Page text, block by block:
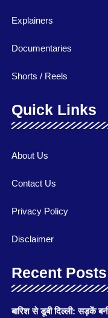
Explainers
Documentaries
Shorts / Reels
Quick Links
About Us
Contact Us
Privacy Policy
Disclaimer
Recent Posts
बारिश से डूबी दिल्ली: सड़कें